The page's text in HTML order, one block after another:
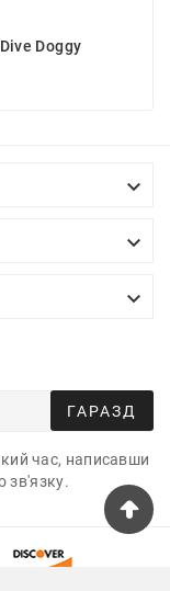
Doggy



ГАРАЗД
час, написавши
зв'язку.